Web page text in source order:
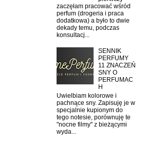
zaczęłam pracować wśród
perfum (drogeria i praca
dodatkowa) a było to dwie
dekady temu, podczas
konsultacj...
SENNIK
PERFUMY
11 ZNACZEŃ
SNY O
PERFUMAC
H
Uwielbiam kolorowe i
pachnące sny. Zapisuję je w
specjalnie kupionym do
tego notesie, porównuję te
"nocne filmy" z bieżącymi
wyda...